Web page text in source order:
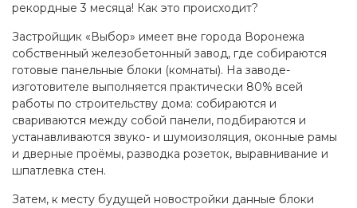
рекордные 3 месяца! Как это происходит?
Застройщик «Выбор» имеет вне города Воронежа
собственный железобетонный завод, где собираются
готовые панельные блоки (комнаты). На заводе-
изготовителе выполняется практически 80% всей
работы по строительству дома: собираются и
свариваются между собой панели, подбираются и
устанавливаются звуко- и шумоизоляция, оконные рамы
и дверные проёмы, разводка розеток, выравнивание и
шпатлевка стен.
Затем, к месту будущей новостройки данные блоки